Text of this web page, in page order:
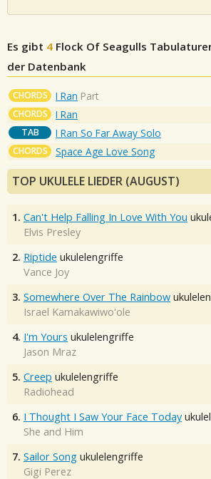
Es gibt 4 Flock Of Seagulls
der Datenbank
CHORDS I Ran Part
CHORDS I Ran
TAB I Ran So Far Away Solo
CHORDS Space Age Love Song
TOP UKULELE LIEDER (AUGUST)
1. Can't Help Falling In Love With You
Elvis Presley
2. Riptide ukulelengriffe
Vance Joy
3. Somewhere Over The Rainbow
Israel Kamakawiwo'ole
4. I'm Yours ukulelengriffe
Jason Mraz
5. Creep ukulelengriffe
Radiohead
6. I Thought I Saw Your Face Today
She and Him
7. Sailor Song ukulelengriffe
Gigi Perez